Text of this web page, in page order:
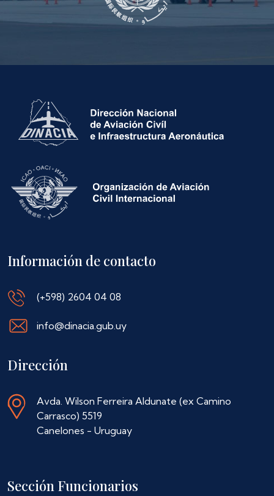
Información de contacto
(+598) 2604 04 08
info@dinacia.gub.uy
Dirección
Avda. Wilson Ferreira Aldunate (ex Camino
Carrasco) 5519
Canelones - Uruguay
Sección Funcionarios